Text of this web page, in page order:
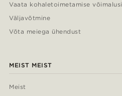
Vaata kohaletoimetamise võimalusi
Väljavõtmine
Võta meiega ühendust
MEIST MEIST
Meist